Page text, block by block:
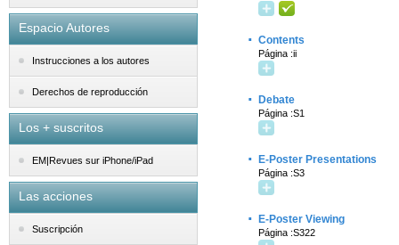
Espacio Autores
Instrucciones a los autores
Derechos de reproducción
Los + suscritos
EM|Revues sur iPhone/iPad
Las acciones
Suscripción
· Contents
Página :ii
· Debate
Página :S1
· E-Poster Presentations
Página :S3
· E-Poster Viewing
Página :S322